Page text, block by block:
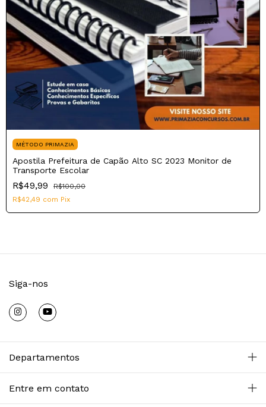
MÉTODO PRIMAZIA
Apostila Prefeitura de Capão Alto SC 2023 Monitor de
Transporte Escolar
R$49,99
R$100,00
R$42,49 com Pix
Siga-nos
Departamentos
Entre em contato